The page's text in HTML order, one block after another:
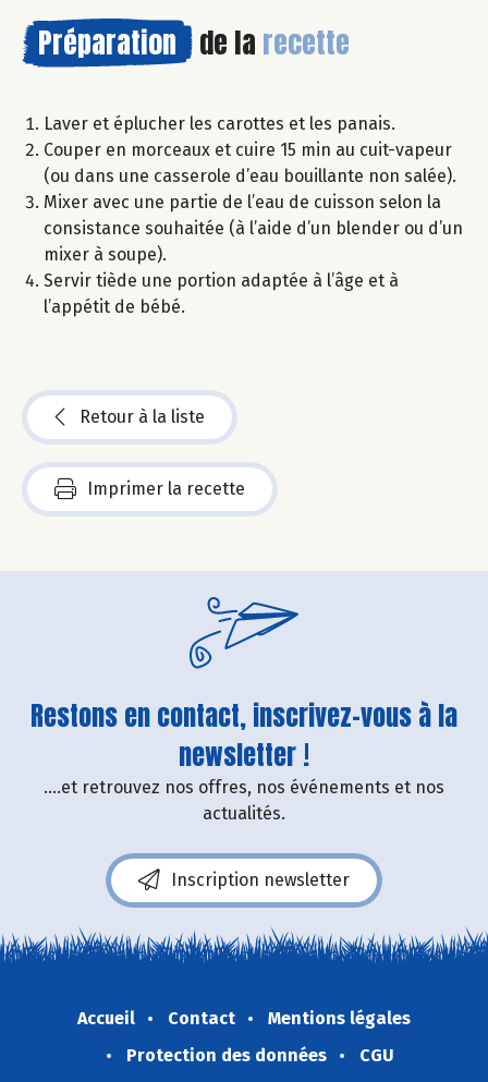
Préparation de la recette
Laver et éplucher les carottes et les panais.
Couper en morceaux et cuire 15 min au cuit-vapeur
(ou dans une casserole d’eau bouillante non salée).
Mixer avec une partie de l’eau de cuisson selon la
consistance souhaitée (à l’aide d’un blender ou d’un
mixer à soupe).
Servir tiède une portion adaptée à l’âge et à
l’appétit de bébé.
Retour à la liste
Imprimer la recette
Restons en contact, inscrivez-vous à la
newsletter !
....et retrouvez nos offres, nos événements et nos
actualités.
Inscription newsletter
Accueil Contact
Mentions légales
Protection des données
CGU